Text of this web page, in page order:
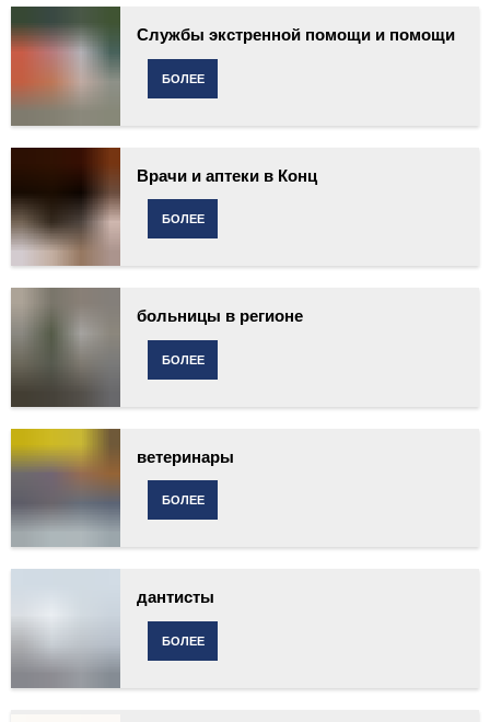
Службы экстренной помощи и помощи
БОЛЕЕ
Врачи и аптеки в Конц
БОЛЕЕ
больницы в регионе
БОЛЕЕ
ветеринары
БОЛЕЕ
дантисты
БОЛЕЕ